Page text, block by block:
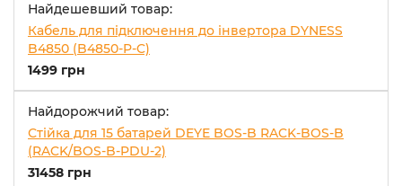
Найдешевший товар:
Кабель для підключення до інвертора DYNESS
B4850 (B4850-P-C)
1499 грн
Найдорожчий товар:
Стійка для 15 батарей DEYE BOS-B RACK-BOS-B
(RACK/BOS-B-PDU-2)
31458 грн